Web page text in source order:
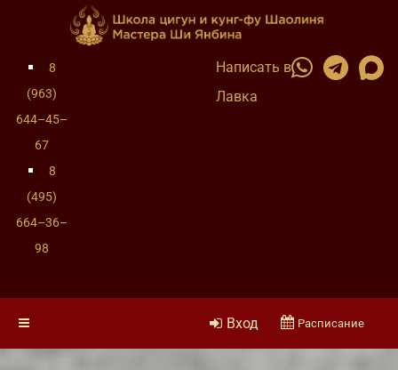
8
(963)
644–45–
67
8
(495)
664–36–
98
Написать в
Лавка
Вход Расписание